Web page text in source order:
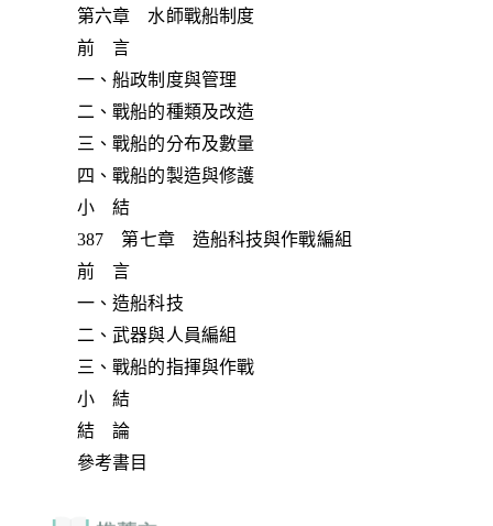
第六章 水師戰船制度
前 言
一、船政制度與管理
二、戰船的種類及改造
三、戰船的分布及數量
四、戰船的製造與修護
小 結
387 第七章 造船科技與作戰編組
前 言
一、造船科技
二、武器與人員編組
三、戰船的指揮與作戰
小 結
結 論
參考書目